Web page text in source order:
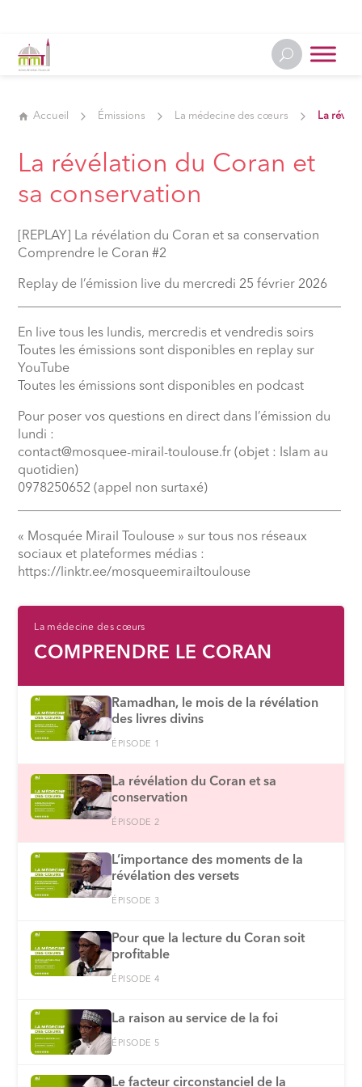
Accueil Émissions La médecine des cœurs La
La révélation du Coran et
sa conservation
[REPLAY] La révélation du Coran et sa conservation
Comprendre le Coran #2
Replay de l’émission live du mercredi 25 février 2026
En live tous les lundis, mercredis et vendredis soirs
Toutes les émissions sont disponibles en replay sur
YouTube
Toutes les émissions sont disponibles en podcast
Pour poser vos questions en direct dans l’émission du
lundi :
contact@mosquee-mirail-toulouse.fr (objet : Islam au
quotidien)
0978250652 (appel non surtaxé)
« Mosquée Mirail Toulouse » sur tous nos réseaux
sociaux et plateformes médias :
⁠https://linktr.ee/mosqueemirailtoulouse
La médecine des cœurs
COMPRENDRE LE CORAN
Ramadhan, le mois de la révélation
des livres divins
ÉPISODE 1
La révélation du Coran et sa
conservation
ÉPISODE 2
L’importance des moments de la
révélation des versets
ÉPISODE 3
Pour que la lecture du Coran soit
profitable
ÉPISODE 4
La raison au service de la foi
ÉPISODE 5
Le facteur circonstanciel de la